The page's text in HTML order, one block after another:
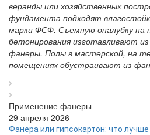
веранды или хозяйственных
фундамента подходят
марки ФСФ. Съемную опалубку на
бетонирования изготавливают
фанеры. Полы в мастерской, на
помещениях обустраивают из
Применение фанеры
29 апреля 2026
Фанера или гипсокартон: что